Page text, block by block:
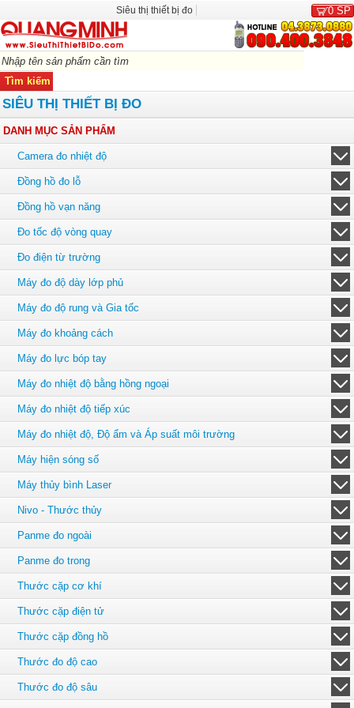
Siêu thị thiết bị đo 0 SP
SIÊU THỊ THIẾT BỊ ĐO
DANH MỤC SẢN PHẨM
Camera đo nhiệt độ
Đồng hồ đo lỗ
Đồng hồ vạn năng
Đo tốc độ vòng quay
Đo điện từ trường
Máy đo độ dày lớp phủ
Máy đo độ rung và Gia tốc
Máy đo khoảng cách
Máy đo lực bóp tay
Máy đo nhiệt độ bằng hồng ngoại
Máy đo nhiệt độ tiếp xúc
Máy đo nhiệt độ, Độ ẩm và Áp suất môi trường
Máy hiện sóng số
Máy thủy bình Laser
Nivo - Thước thủy
Panme đo ngoài
Panme đo trong
Thước cặp cơ khí
Thước cặp điện tử
Thước cặp đồng hồ
Thước đo độ cao
Thước đo độ sâu